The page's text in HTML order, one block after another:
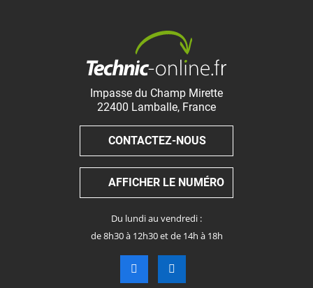
Impasse du Champ Mirette
22400 Lamballe, France
CONTACTEZ-NOUS
AFFICHER LE NUMÉRO
Du lundi au vendredi :
de 8h30 à 12h30 et de 14h à 18h